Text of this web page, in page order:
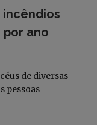
incêndios
por ano
de diversas
pessoas